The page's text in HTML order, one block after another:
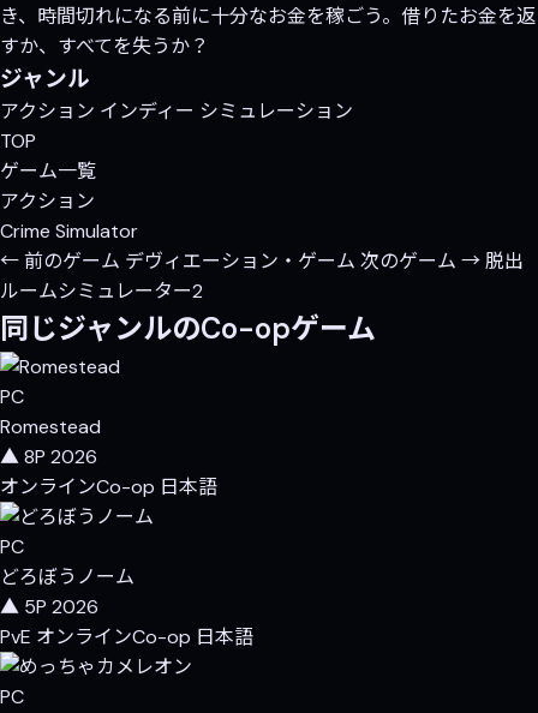
き、時間切れになる前に十分なお金を稼ごう。借りたお金を返
すか、すべてを失うか？
ジャンル
アクション インディー シミュレーション
TOP
ゲーム一覧
アクション
Crime Simulator
← 前のゲーム デヴィエーション・ゲーム 次のゲーム →脱出
ルームシミュレーター2
同じジャンルのCo-opゲーム
PC
Romestead
▲ 8P 2026
オンラインCo-op 日本語
PC
どろぼうノーム
▲ 5P 2026
PvE オンラインCo-op 日本語
PC